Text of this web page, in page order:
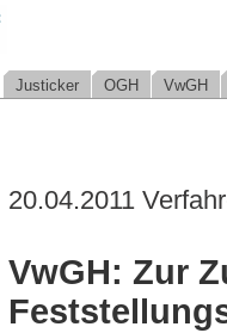
Justicker OGH VwGH
20.04.2011
VwGH: Zur